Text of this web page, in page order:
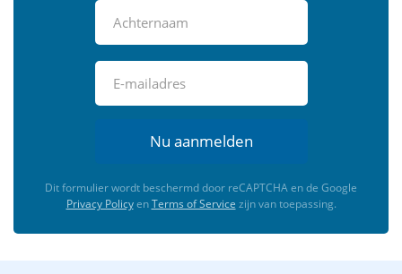
Nu aanmelden
Dit formulier wordt beschermd door reCAPTCHA en de Google
Privacy PolicyenTerms of Service zijn van toepassing.